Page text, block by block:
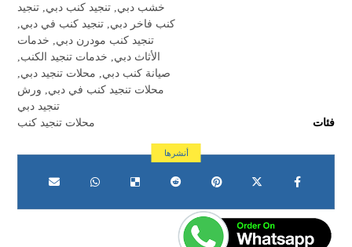
خشب دبي تنجيد كنب دبي تنجيد
كنب فاخر دبي تنجيد كنب في دبي
تنجيد كنب مودرن دبي
خدمات
الأثاث دبي
خدمات تنجيد الكنب
صيانة كنب دبي
محلات تنجيد دبي
محلات تنجيد كنب في دبي
ورش
تنجيد دبي
فئات
محلات تنجيد كنب